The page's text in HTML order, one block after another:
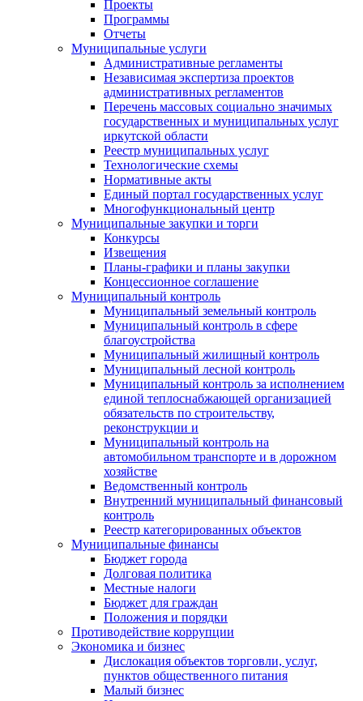
Проекты
Программы
Отчеты
Муниципальные услуги
Административные регламенты
Независимая экспертиза проектов
административных регламентов
Перечень массовых социально значимых
государственных и муниципальных услуг
иркутской области
Реестр муниципальных услуг
Технологические схемы
Нормативные акты
Единый портал государственных услуг
Многофункциональный центр
Муниципальные закупки и торги
Конкурсы
Извещения
Планы-графики и планы закупки
Концессионное соглашение
Муниципальный контроль
Муниципальный земельный контроль
Муниципальный контроль в сфере
благоустройства
Муниципальный жилищный контроль
Муниципальный лесной контроль
Муниципальный контроль за исполнением
единой теплоснабжающей организацией
обязательств по строительству,
реконструкции и
Муниципальный контроль на
автомобильном транспорте и в дорожном
хозяйстве
Ведомственный контроль
Внутренний муниципальный финансовый
контроль
Реестр категорированных объектов
Муниципальные финансы
Бюджет города
Долговая политика
Местные налоги
Бюджет для граждан
Положения и порядки
Противодействие коррупции
Экономика и бизнес
Дислокация объектов торговли, услуг,
пунктов общественного питания
Малый бизнес